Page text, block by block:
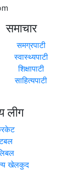
समाचार
समग्रपाटी
स्वास्थ्यपाटी
शिक्षापाटी
साहित्यपाटी
लीग
खेलकुद